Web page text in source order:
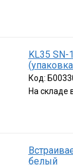
KL35 SN-
Код:
На складе
белый